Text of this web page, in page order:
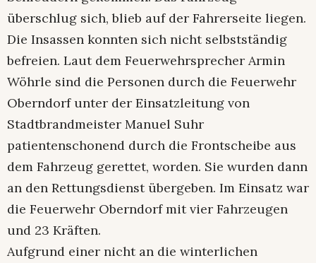
überschlug sich, blieb auf der Fahrerseite liegen.
Die Insassen konnten sich nicht selbstständig
befreien. Laut dem Feuerwehrsprecher Armin
Wöhrle sind die Personen durch die Feuerwehr
Oberndorf unter der Einsatzleitung von
Stadtbrandmeister Manuel Suhr
patientenschonend durch die Frontscheibe aus
dem Fahrzeug gerettet, worden. Sie wurden dann
an den Rettungsdienst übergeben. Im Einsatz war
die Feuerwehr Oberndorf mit vier Fahrzeugen
und 23 Kräften.
Aufgrund einer nicht an die winterlichen